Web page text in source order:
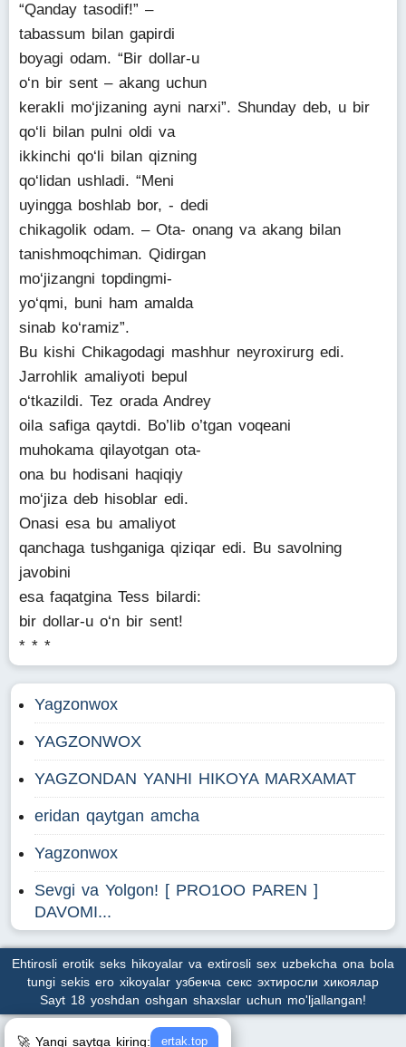
“Qanday tasodif!” –
tabassum bilan gapirdi
boyagi odam. “Bir dollar-u
o‘n bir sent – akang uchun
kerakli mo‘jizaning ayni narxi”. Shunday deb, u bir
qo‘li bilan pulni oldi va
ikkinchi qo‘li bilan qizning
qo‘lidan ushladi. “Meni
uyingga boshlab bor, - dedi
chikagolik odam. – Ota- onang va akang bilan
tanishmoqchiman. Qidirgan
mo‘jizangni topdingmi-
yo‘qmi, buni ham amalda
sinab ko‘ramiz”.
Bu kishi Chikagodagi mashhur neyroxirurg edi.
Jarrohlik amaliyoti bepul
o‘tkazildi. Tez orada Andrey
oila safiga qaytdi. Bo’lib o’tgan voqeani
muhokama qilayotgan ota-
ona bu hodisani haqiqiy
mo‘jiza deb hisoblar edi.
Onasi esa bu amaliyot
qanchaga tushganiga qiziqar edi. Bu savolning
javobini
esa faqatgina Tess bilardi:
bir dollar-u o‘n bir sent!
* * *
Yagzonwox
YAGZONWOX
YAGZONDAN YANHI HIKOYA MARXAMAT
eridan qaytgan amcha
Yagzonwox
Sevgi va Yolgon! [ PRO1OO PAREN ]
DAVOMI...
Ehtirosli erotik seks hikoyalar va extirosli sex uzbekcha ona bola
tungi sekis ero xikoyalar узбекча секс эхтиросли хикоялар
Sayt 18 yoshdan oshgan shaxslar uchun mo'ljallangan!
🚀 Yangi saytga kiring: ertak.top